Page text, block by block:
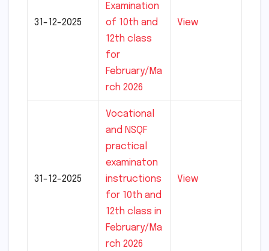
31-12-2025
Examination
of 10th and
12th class
for
February/Ma
rch 2026
View
31-12-2025
Vocational
and NSQF
practical
examinaton
instructions
for 10th and
12th class in
February/Ma
rch 2026
View